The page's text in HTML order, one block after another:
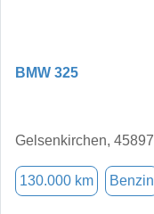
BMW 325
Gelsenkirchen, 45897
130.000 km Benzin